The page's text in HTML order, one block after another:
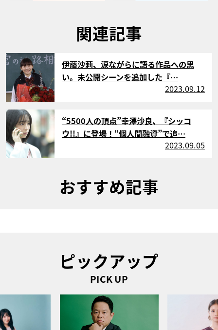
関連記事
サムネイル
伊藤沙莉、涙ながらに語る作品への思
い。未公開シーンを追加した『…
2023.09.12
サムネイル
“5500人の頂点”幸澤沙良、『シッコ
ウ!!』に登場！“個人間融資”で追…
2023.09.05
おすすめ記事
ピックアップ
PICK UP